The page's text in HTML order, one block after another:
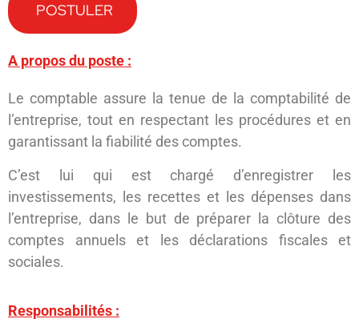
POSTULER
A propos du poste :
Le comptable assure la tenue de la comptabilité de
l’entreprise, tout en respectant les procédures et en
garantissant la fiabilité des comptes.
C’est lui qui est chargé d’enregistrer les
investissements, les recettes et les dépenses dans
l’entreprise, dans le but de préparer la clôture des
comptes annuels et les déclarations fiscales et
sociales.
Responsabilités :